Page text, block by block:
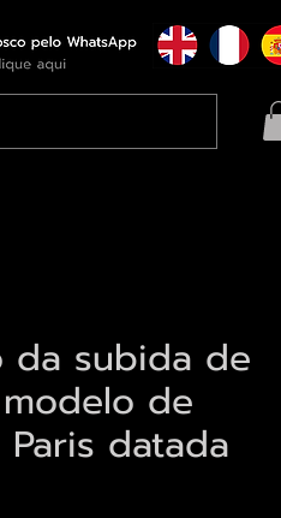
da subida de
de
datada